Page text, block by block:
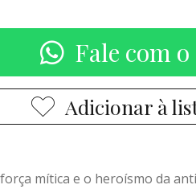
Fale com
Adicionar à
mítica e o heroísmo da